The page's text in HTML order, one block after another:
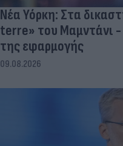
Νέα Υόρκη: Στα
terre» του Μαμντάνι
της εφαρμογής
09.08.2026